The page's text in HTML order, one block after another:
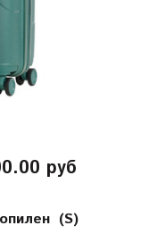
руб
(S)